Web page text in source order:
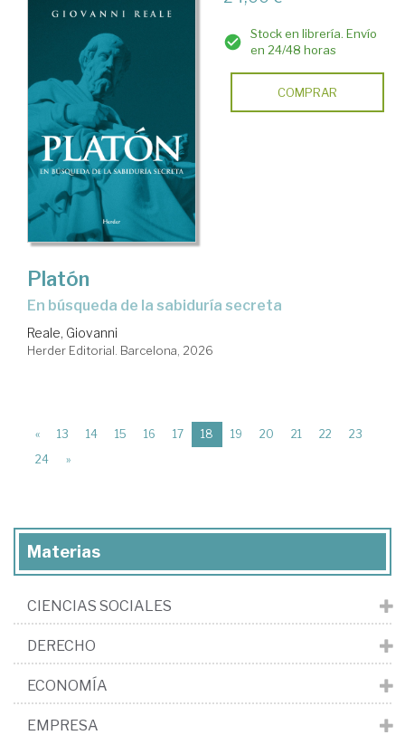
Stock en librería. Envío
en 24/48 horas
COMPRAR
Platón
En búsqueda de la sabiduría secreta
Reale, Giovanni
Herder Editorial. Barcelona, 2026
« 13 14 15 16 17 18 (current)
19 20 21 22
23
24
»
Materias
CIENCIAS SOCIALES
DERECHO
ECONOMÍA
EMPRESA